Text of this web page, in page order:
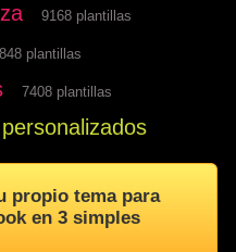
9168 plantillas
plantillas
7408 plantillas
propio tema para
en 3 simples